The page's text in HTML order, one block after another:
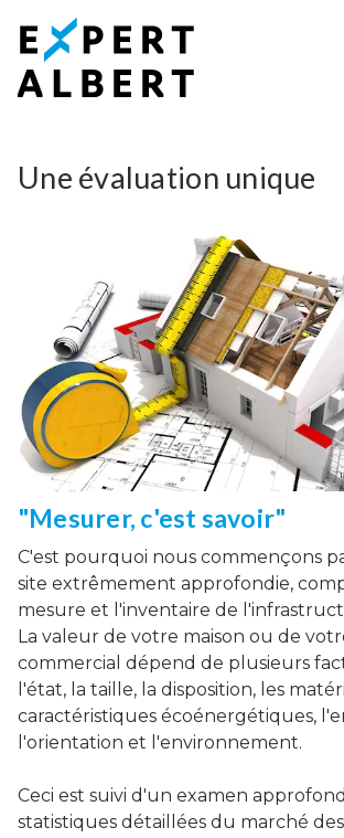
Passer le menu et aller au contenu
Une évaluation unique
"Mesurer, c'est savoir"
C'est pourquoi nous commençons
site extrêmement approfondie,
mesure et l'inventaire de
La valeur de votre maison ou de
commercial dépend de plusieurs
l'état, la taille, la disposition, les
caractéristiques écoénergétiques,
l'orientation et l'environnement.
Ceci est suivi d'un examen
statistiques détaillées du marché